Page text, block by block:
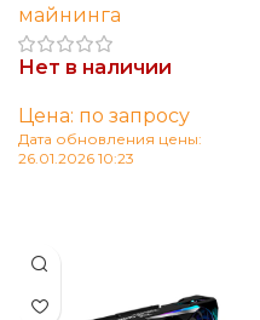
майнинга
Нет в наличии
Цена: по запросу
Дата обновления цены:
26.01.2026 10:23